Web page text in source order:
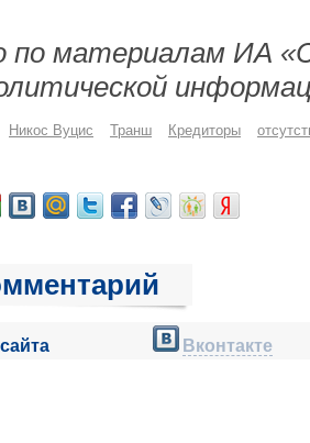
по материалам ИА
Никос Вуцис Транш Кредиторы
Вконтакте